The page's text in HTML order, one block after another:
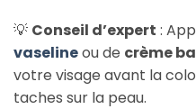
💡 Conseil d’expert :
vaselineou de crème
votre visage avant la
taches sur la peau.